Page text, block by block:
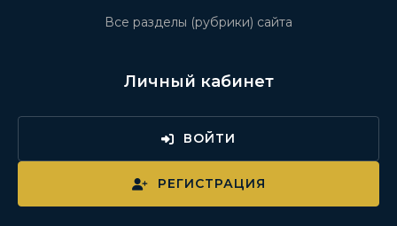
Все разделы (рубрики) сайта
Личный кабинет
ВОЙТИ
РЕГИСТРАЦИЯ